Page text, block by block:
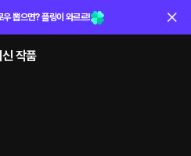
우 뽑으면? 플링이 와르르!
신 작품